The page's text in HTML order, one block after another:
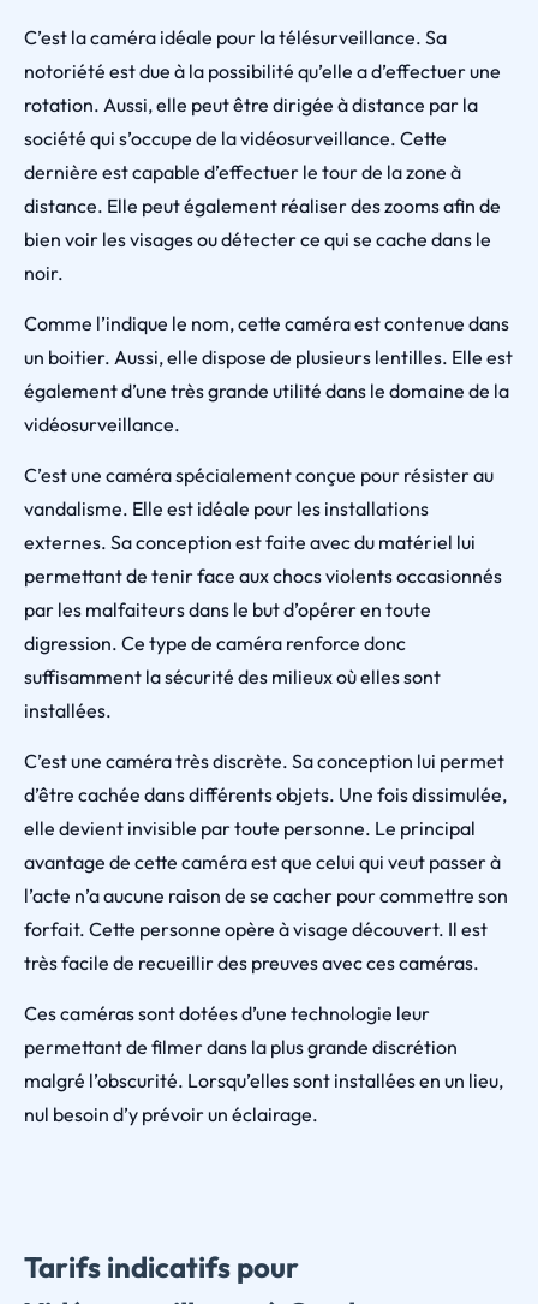
C’est la caméra idéale pour la télésurveillance. Sa
notoriété est due à la possibilité qu’elle a d’effectuer une
rotation. Aussi, elle peut être dirigée à distance par la
société qui s’occupe de la vidéosurveillance. Cette
dernière est capable d’effectuer le tour de la zone à
distance. Elle peut également réaliser des zooms afin de
bien voir les visages ou détecter ce qui se cache dans le
noir.
Comme l’indique le nom, cette caméra est contenue dans
un boitier. Aussi, elle dispose de plusieurs lentilles. Elle est
également d’une très grande utilité dans le domaine de la
vidéosurveillance.
C’est une caméra spécialement conçue pour résister au
vandalisme. Elle est idéale pour les installations
externes. Sa conception est faite avec du matériel lui
permettant de tenir face aux chocs violents occasionnés
par les malfaiteurs dans le but d’opérer en toute
digression. Ce type de caméra renforce donc
suffisamment la sécurité des milieux où elles sont
installées.
C’est une caméra très discrète. Sa conception lui permet
d’être cachée dans différents objets. Une fois dissimulée,
elle devient invisible par toute personne. Le principal
avantage de cette caméra est que celui qui veut passer à
l’acte n’a aucune raison de se cacher pour commettre son
forfait. Cette personne opère à visage découvert. Il est
très facile de recueillir des preuves avec ces caméras.
Ces caméras sont dotées d’une technologie leur
permettant de filmer dans la plus grande discrétion
malgré l’obscurité. Lorsqu’elles sont installées en un lieu,
nul besoin d’y prévoir un éclairage.
Tarifs indicatifs pour